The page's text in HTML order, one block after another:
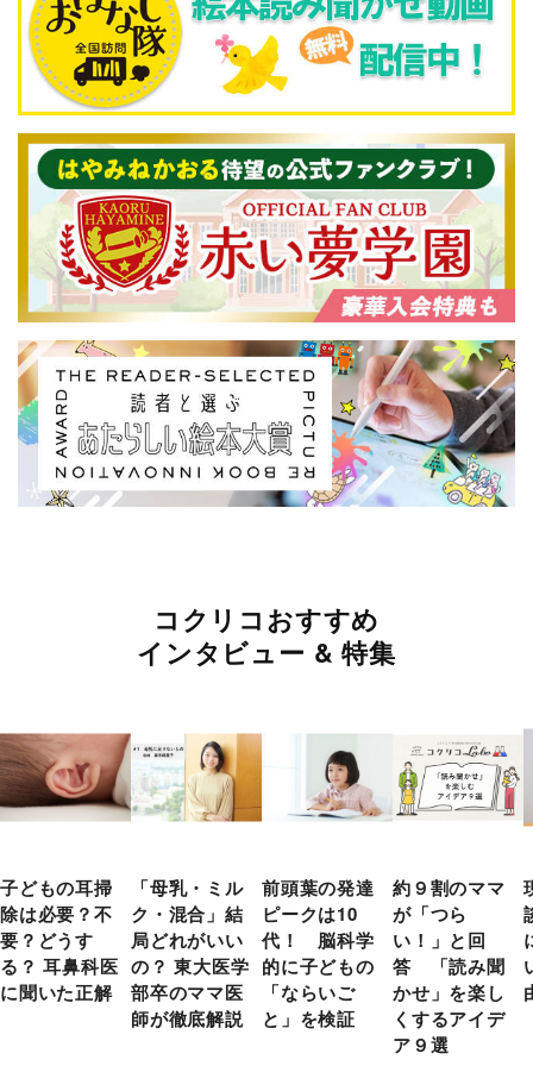
コクリコおすすめ
インタビュー & 特集
子どもの耳掃
除は必要？不
要？どうす
る？ 耳鼻科医
に聞いた正解
「母乳・ミル
ク・混合」結
局どれがいい
の？ 東大医学
部卒のママ医
師が徹底解説
前頭葉の発達
ピークは10
代！ 脳科学
的に子どもの
「ならいご
と」を検証
約９割のママ
が「つら
い！」と回
答 「読み聞
かせ」を楽し
くするアイデ
ア９選